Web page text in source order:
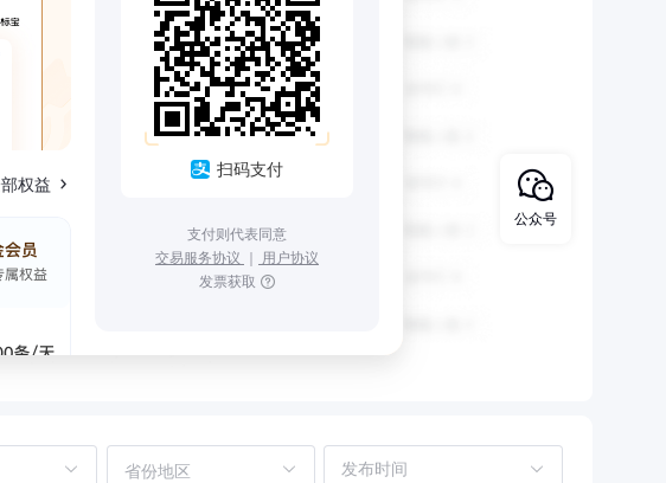
权益
扫码支付
支付则代表同意
交易服务协议 ｜ 用户协议
发票获取
省份地区
公众号